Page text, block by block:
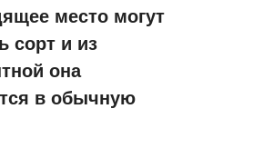
место могут
сорт и из
она
в обычную